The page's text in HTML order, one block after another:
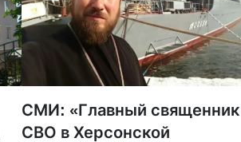
СМИ: «Главный священник
СВО в Херсонской